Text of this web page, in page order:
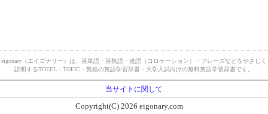
eigonary（エイゴナリー）は、英単語・英熟語・連語（コロケーション）・フレーズなどをやさしく
説明するTOEFL・TOEIC・英検の英語学習辞書・大学入試向けの無料英語学習辞書です。
当サイトに関して
Copyright(C) 2026 eigonary.com